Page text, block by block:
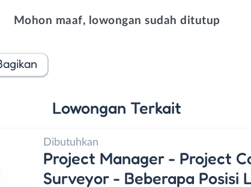
Mohon maaf, lowongan sudah ditutup
Lowongan Terkait
Dibutuhkan
Project Manager - Project
Surveyor - Beberapa Posisi